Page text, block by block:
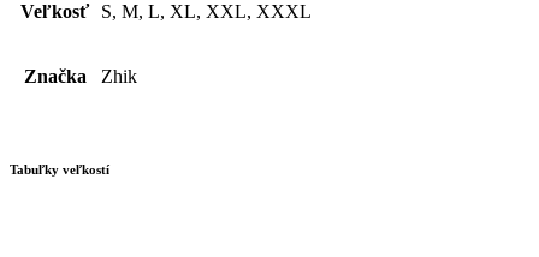
Veľkosť S, M, L, XL, XXL, XXXL
Značka Zhik
Tabuľky veľkostí